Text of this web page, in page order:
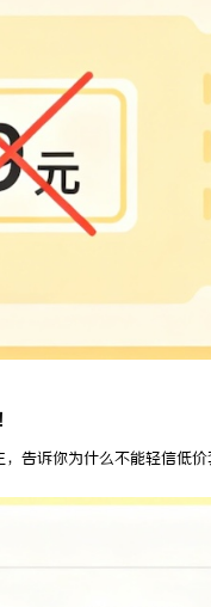
，告诉你为什么不能轻信低